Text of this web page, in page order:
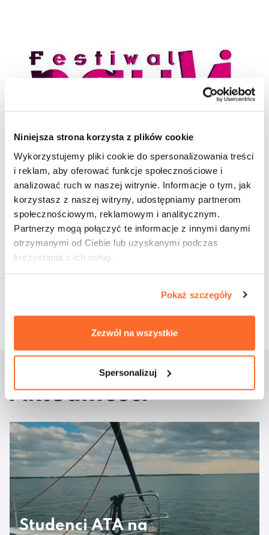
Niniejsza strona korzysta z plików cookie
Wykorzystujemy pliki cookie do spersonalizowania treści
i reklam, aby oferować funkcje społecznościowe i
analizować ruch w naszej witrynie. Informacje o tym, jak
korzystasz z naszej witryny, udostępniamy partnerom
społecznościowym, reklamowym i analitycznym.
Partnerzy mogą połączyć te informacje z innymi danymi
otrzymanymi od Ciebie lub uzyskanymi podczas
korzystania z ich usług.
Pokaż szczegóły
Zezwól na wszystkie
Spersonalizuj
Udostępnij wpis:
Twitter Pinterest
Aktualności
Studenci ATA na